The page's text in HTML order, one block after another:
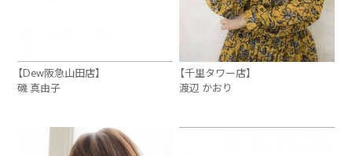
【Dew阪急山田店】
磯 真由子
【千里タワー店】
渡辺 かおり